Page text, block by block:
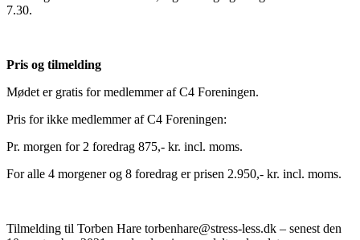
7.30.
Pris og tilmelding
Mødet er gratis for medlemmer af C4 Foreningen.
Pris for ikke medlemmer af C4 Foreningen:
Pr. morgen for 2 foredrag 875,- kr. incl. moms.
For alle 4 morgener og 8 foredrag er prisen 2.950,- kr. incl. moms.
Tilmelding til Torben Hare torbenhare@stress-less.dk – senest den